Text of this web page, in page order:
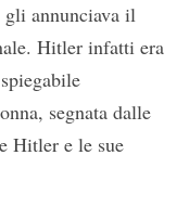
gli annunciava il
Hitler infatti era
segnata dalle
Hitler e le sue